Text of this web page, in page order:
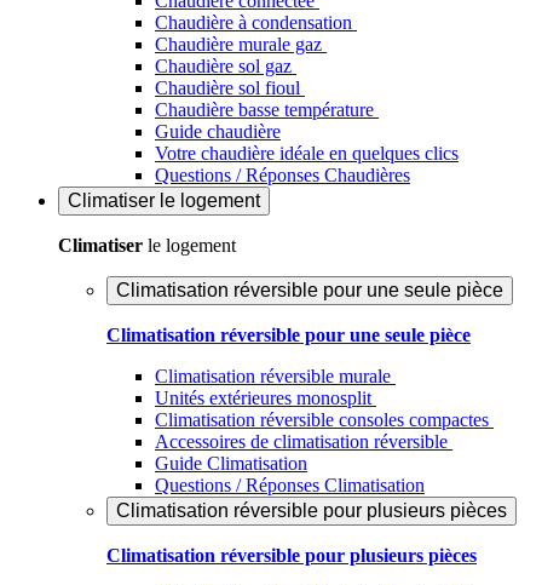
Chaudière à condensation
Chaudière murale gaz
Chaudière sol gaz
Chaudière sol fioul
Chaudière basse température
Guide chaudière
Votre chaudière idéale en quelques clics
Questions / Réponses Chaudières
Climatiser le logement
Climatiser le logement
Climatisation réversible pour une seule pièce
Climatisation réversible pour une seule pièce
Climatisation réversible murale
Unités extérieures monosplit
Climatisation réversible consoles compactes
Accessoires de climatisation réversible
Guide Climatisation
Questions / Réponses Climatisation
Climatisation réversible pour plusieurs pièces
Climatisation réversible pour plusieurs pièces